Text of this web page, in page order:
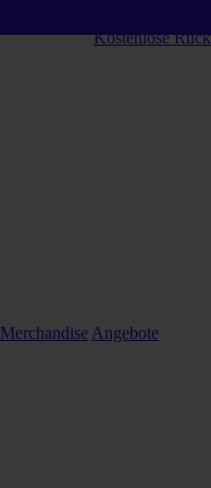
Kostenlose
Merchandise Angebote